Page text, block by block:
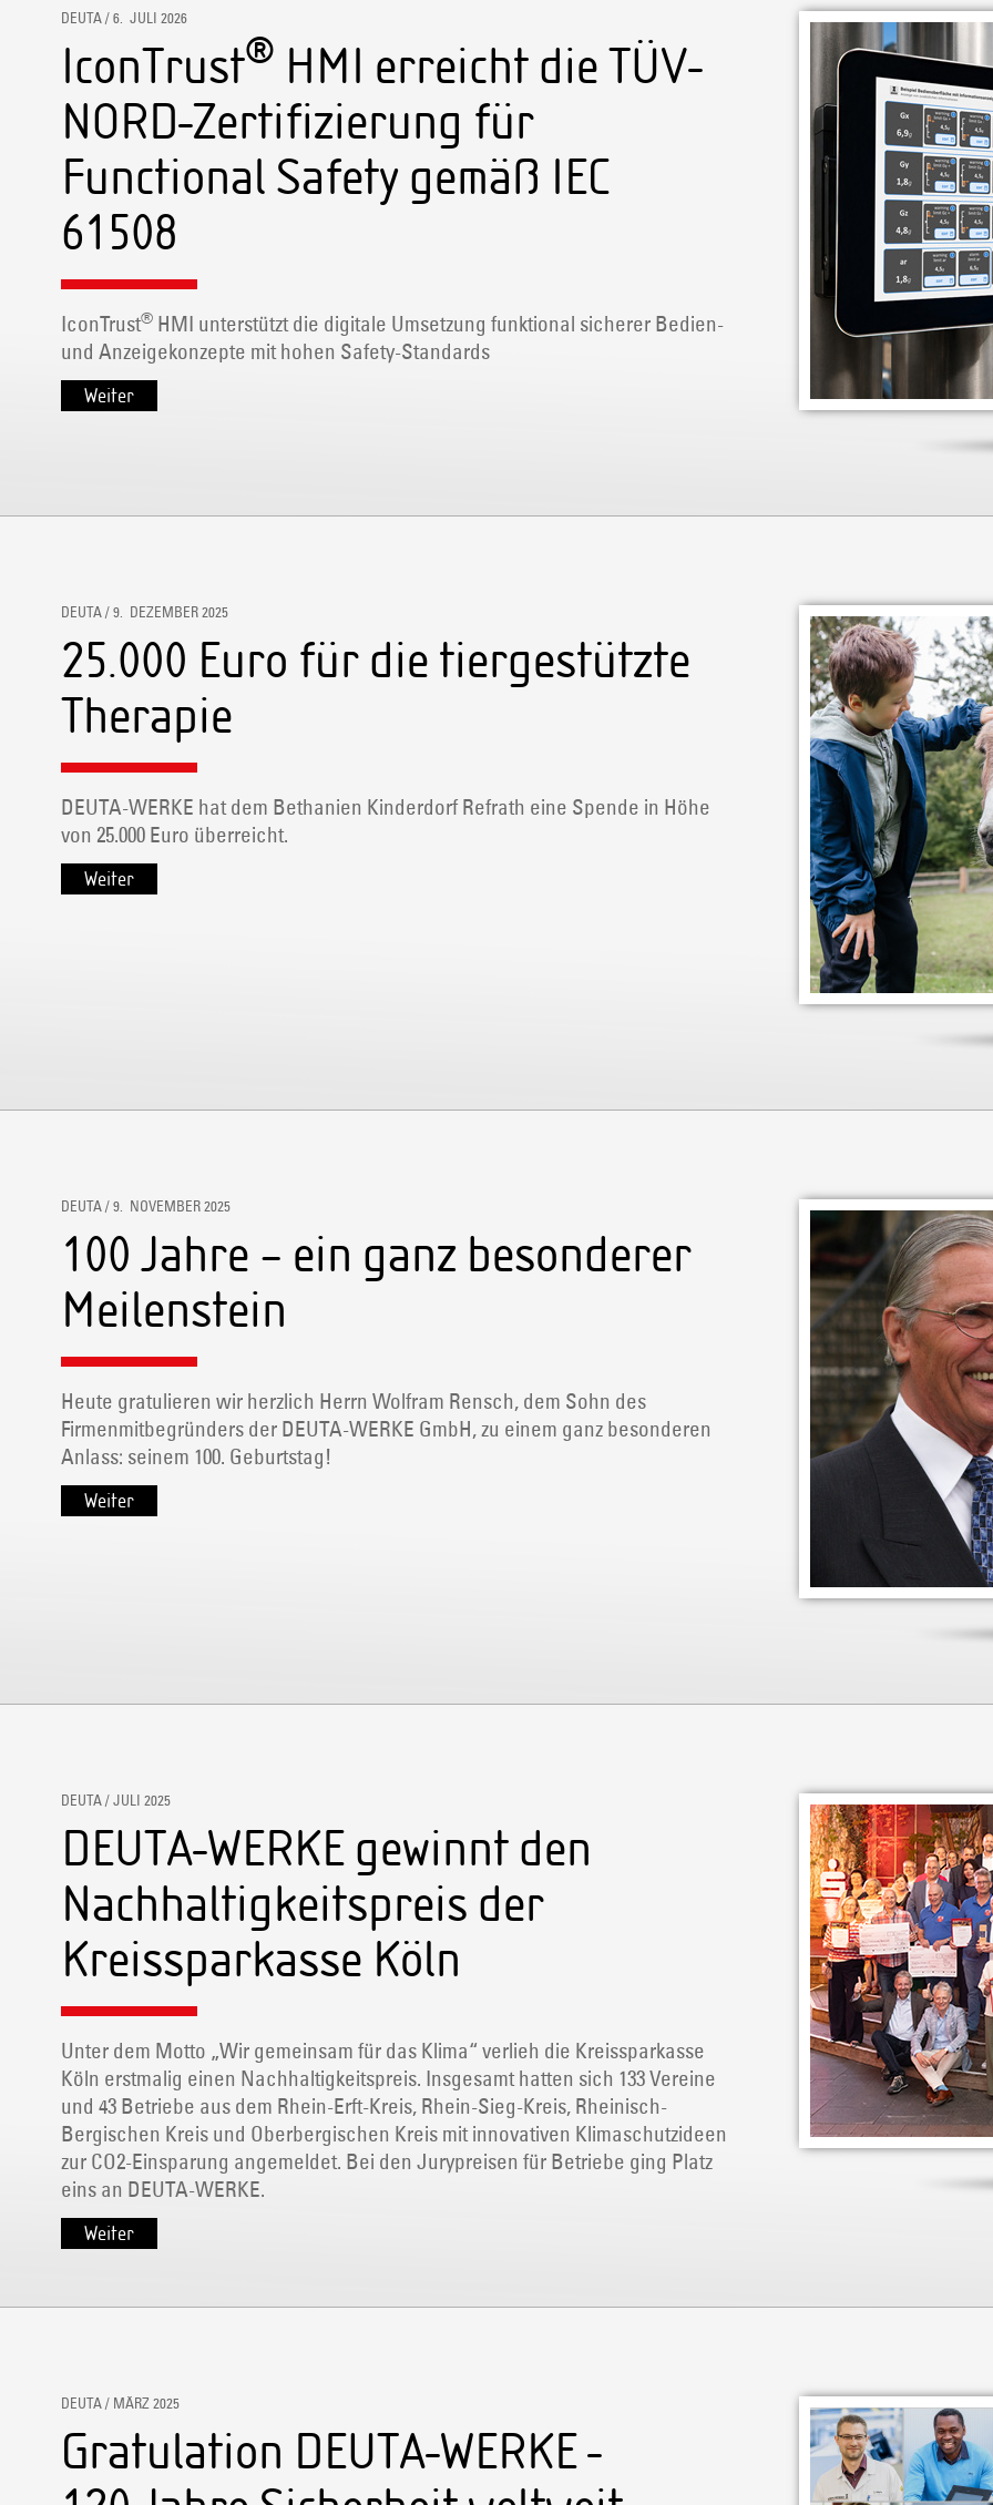
DEUTA / 6. JULI 2026
IconTrust® HMI erreicht die TÜV-
NORD-Zertifizierung für
Functional Safety gemäß IEC
61508
IconTrust® HMI unterstützt die digitale Umsetzung funktional sicherer Bedien-
und Anzeigekonzepte mit hohen Safety-Standards
Weiter
DEUTA / 9. DEZEMBER 2025
25.000 Euro für die tiergestützte
Therapie
DEUTA-WERKE hat dem Bethanien Kinderdorf Refrath eine Spende in Höhe
von 25.000 Euro überreicht.
Weiter
DEUTA / 9. NOVEMBER 2025
100 Jahre – ein ganz besonderer
Meilenstein
Heute gratulieren wir herzlich Herrn Wolfram Rensch, dem Sohn des
Firmenmitbegründers der DEUTA-WERKE GmbH, zu einem ganz besonderen
Anlass: seinem 100. Geburtstag!
Weiter
DEUTA / JULI 2025
DEUTA-WERKE gewinnt den
Nachhaltigkeitspreis der
Kreissparkasse Köln
Unter dem Motto „Wir gemeinsam für das Klima“ verlieh die Kreissparkasse
Köln erstmalig einen Nachhaltigkeitspreis. Insgesamt hatten sich 133 Vereine
und 43 Betriebe aus dem Rhein-Erft-Kreis, Rhein-Sieg-Kreis, Rheinisch-
Bergischen Kreis und Oberbergischen Kreis mit innovativen Klimaschutzideen
zur CO2-Einsparung angemeldet. Bei den Jurypreisen für Betriebe ging Platz
eins an DEUTA-WERKE.
Weiter
DEUTA / MÄRZ 2025
Gratulation DEUTA-WERKE -